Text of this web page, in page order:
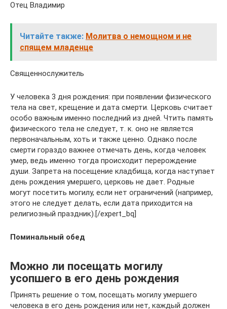
Отец Владимир
Читайте также: Молитва о немощном и не
спящем младенце
Священнослужитель
У человека 3 дня рождения: при появлении физического
тела на свет, крещение и дата смерти. Церковь считает
особо важным именно последний из дней. Чтить память
физического тела не следует, т. к. оно не является
первоначальным, хоть и также ценно. Однако после
смерти гораздо важнее отмечать день, когда человек
умер, ведь именно тогда происходит перерождение
души. Запрета на посещение кладбища, когда наступает
день рождения умершего, церковь не дает. Родные
могут посетить могилу, если нет ограничений (например,
этого не следует делать, если дата приходится на
религиозный праздник).[/expert_bq]
Поминальный обед
Можно ли посещать могилу
усопшего в его день рождения
Принять решение о том, посещать могилу умершего
человека в его день рождения или нет, каждый должен